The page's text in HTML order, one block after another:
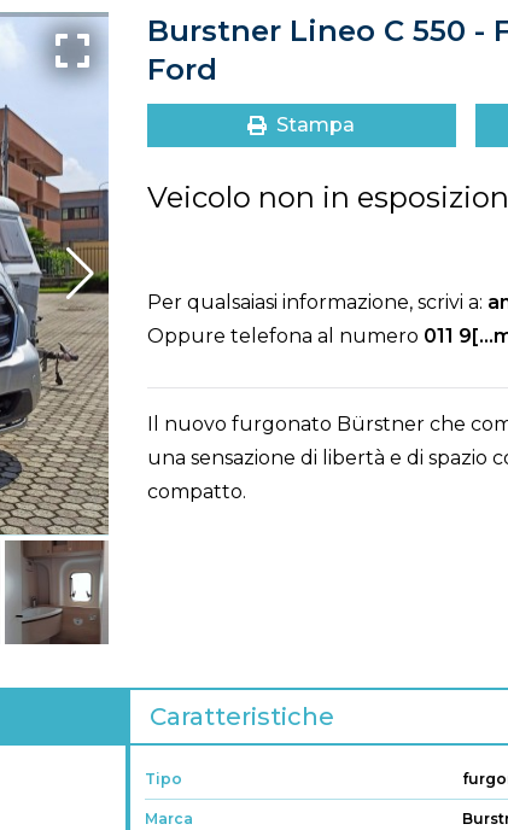
Burstner Lineo C 550 -
Ford
Stampa
Veicolo non in
Per qualsaiasi informazione, scrivi a:
Oppure telefona al numero 011
Il nuovo furgonato Bürstner che
una sensazione di libertà e di spazio
compatto.
Caratteristiche
Tipo
Marca